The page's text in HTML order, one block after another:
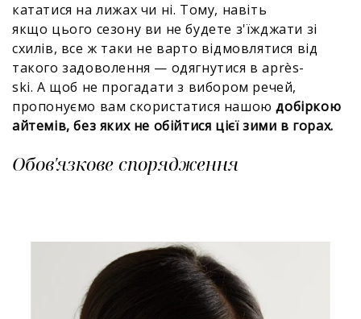
кататися на лижах чи ні. Тому, навіть
якщо цього сезону ви не будете з'їжджати зі
схилів, все ж таки не варто відмовлятися від
такого задоволення — одягнутися в après-
ski. А щоб не прогадати з вибором речей,
пропонуємо вам скористатися нашоюдобіркою
айтемів, без яких не обійтися цієї зими в горах.
Обов'язкове спорядження